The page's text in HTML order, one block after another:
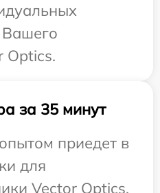
Optics.
за 35 минут
приедет в
для
Vector Optics.